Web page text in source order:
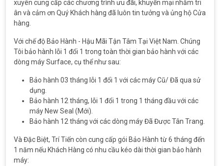
xuyên cung cấp các chương trình ưu đãi, khuyến mại nhằm tri
ân và cảm ơn Quý Khách hàng đã luôn tin tưởng và ủng hộ Cửa
hàng.
Với chế độ Bảo Hành - Hậu Mãi Tận Tâm Tại Việt Nam. Chúng
Tôi bảo hành lỗi 1 đổi 1 trong toàn thời gian bảo hành với các
dòng máy Surface, cụ thể như sau:
Bảo hành 03 tháng lỗi 1 đổi 1 với các máy Cũ/ Đã qua sử
dụng.
Bảo hành 12 tháng, lỗi 1 đổi 1 trong 1 tháng đầu với các
máy New Seal (Mới).
Bảo hành 12 tháng với các dòng máy Đã Được Tân Trang.
Và Đặc Biệt, Trí Tiến còn cung cấp gói Bảo Hành từ 6 tháng đến
1 năm nếu Khách Hàng có nhu cầu kéo dài thời gian bảo hành
máy: